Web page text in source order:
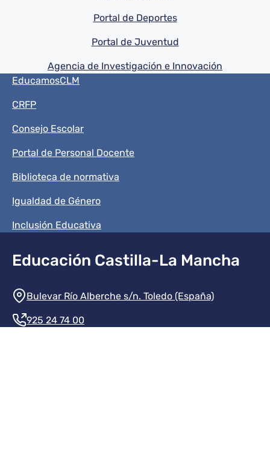
Portal de Deportes
Portal de Juventud
Agencia de Investigación e Innovación
Menú del pie
EducamosCLM
CRFP
Consejo Escolar
Portal de Personal Docente
Biblioteca de normativa
Igualdad de Género
Inclusión Educativa
Educación Castilla-La Mancha
Información de la institución
Bulevar Río Alberche s/n. Toledo (España)
925 24 74 00